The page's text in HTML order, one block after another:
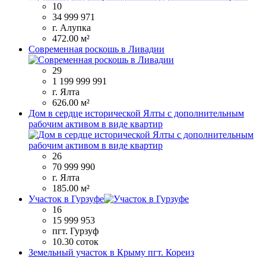
10
34 999 971
г. Алупка
472.00 м²
Современная роскошь в Ливадии
29
1 199 999 991
г. Ялта
626.00 м²
Дом в сердце исторической Ялты с дополнительным
рабочим активом в виде квартир
26
70 999 990
г. Ялта
185.00 м²
Участок в Гурзуфе
16
15 999 953
пгт. Гурзуф
10.30 соток
Земельный участок в Крыму пгт. Кореиз